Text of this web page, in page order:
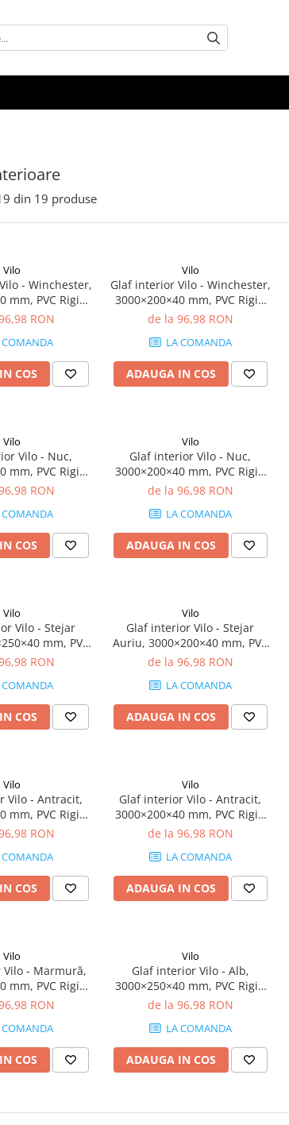
din 19 produse
Vilo
- Winchester,
mm, PVC Rigid
mp)RON
COMANDA
COS
Vilo
Glaf interior Vilo - Winchester,
3000×200×40 mm, PVC Rigid
(1.2 mp)
de la 96,98 RON
LA COMANDA
ADAUGA IN COS
Vilo
Vilo - Nuc,
mm, PVC Rigid
mp)RON
COMANDA
COS
Vilo
Glaf interior Vilo - Nuc,
3000×200×40 mm, PVC Rigid
(0.6 mp)
de la 96,98 RON
LA COMANDA
ADAUGA IN COS
Vilo
Vilo - Stejar
mm, PVC
mp)
RON
COMANDA
COS
Vilo
Glaf interior Vilo - Stejar
Auriu, 3000×200×40 mm, PVC
Rigid (0.6 mp)
de la 96,98 RON
LA COMANDA
ADAUGA IN COS
Vilo
Vilo - Antracit,
mm, PVC Rigid
mp)RON
COMANDA
COS
Vilo
Glaf interior Vilo - Antracit,
3000×200×40 mm, PVC Rigid
(0.6 mp)
de la 96,98 RON
LA COMANDA
ADAUGA IN COS
Vilo
- Marmură,
mm, PVC Rigid
mp)RON
COMANDA
COS
Vilo
Glaf interior Vilo - Alb,
3000×250×40 mm, PVC Rigid
(0.75 mp)
de la 96,98 RON
LA COMANDA
ADAUGA IN COS